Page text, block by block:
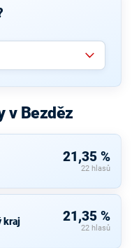
v Bezděz
21,35 %
22 hlasů
kraj 21,35 %
22 hlasů